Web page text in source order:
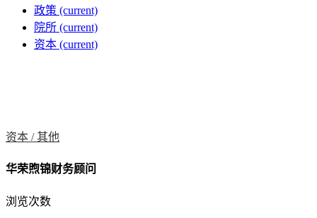
政策 (current)
院所 (current)
资本 (current)
资本 /其他
华荣煦锦财务顾问
浏览次数